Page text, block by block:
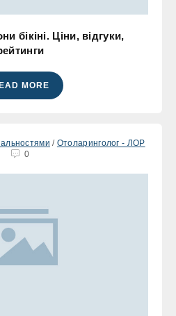
бікіні. Ціни, відгуки,
MORE
/ Отоларинголог - ЛОР
0